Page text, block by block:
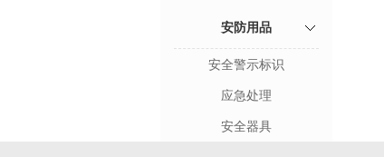
安防用品
安全警示标识
应急处理
安全器具